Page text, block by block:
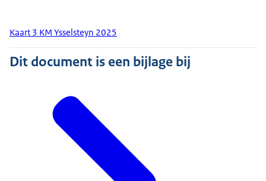
Kaart 3 KM Ysselsteyn 2025
Dit document is een bijlage bij